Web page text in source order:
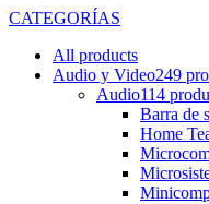
CATEGORÍAS
All products
Audio y Video249
Audio114
Barra de
Home